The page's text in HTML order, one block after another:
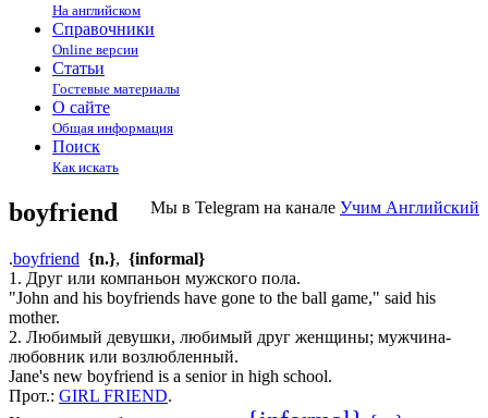
На английском
Справочники
Online версии
Статьи
Гостевые материалы
О сайте
Общая информация
Поиск
Как искать
Мы в Telegram на канале Учим Английский
boyfriend
.boyfriend {n.}, {informal}
1. Друг или компаньон мужского пола.
"John and his boyfriends have gone to the ball game," said his
mother.
2. Любимый девушки, любимый друг женщины; мужчина-
любовник или возлюбленный.
Jane's new boyfriend is a senior in high school.
Прот.: GIRL FRIEND.